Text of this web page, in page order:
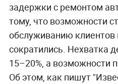
задержки с ремонтом
тому, что возможности
обслуживанию
сократились. Нехватка
15–20%, а возможности
Об этом, как пишут